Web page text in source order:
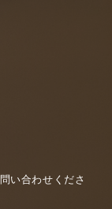
い合わせくださ